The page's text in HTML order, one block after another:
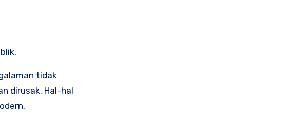
tidak
dirusak. Hal-hal